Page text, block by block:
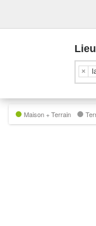
×
Maison + Terrain